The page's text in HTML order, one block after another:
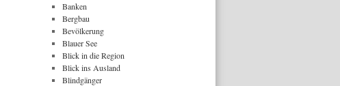
Banken
Bergbau
Bevölkerung
Blauer See
Blick in die Region
Blick ins Ausland
Blindgänger